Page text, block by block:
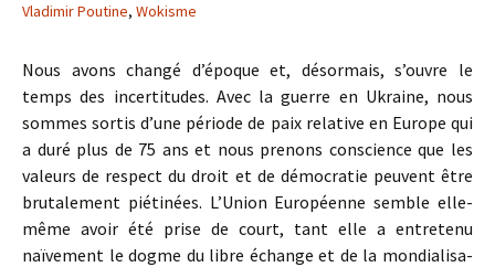
Vladimir Poutine, Wokisme
Nous avons changé d’époque et, désormais, s’ouvre le
temps des incertitudes. Avec la guerre en Ukraine, nous
sommes sortis d’une période de paix relative en Europe qui
a duré plus de 75 ans et nous prenons conscience que les
valeurs de respect du droit et de démocratie peuvent être
brutalement piétinées. L’Union Européenne semble elle-
même avoir été prise de court, tant elle a entretenu
naïvement le dogme du libre échange et de la mondialisa-